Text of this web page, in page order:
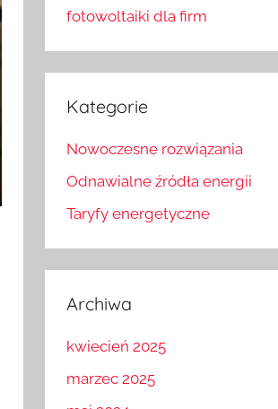
fotowoltaiki dla firm
Kategorie
Nowoczesne rozwiązania
Odnawialne źródła energii
Taryfy energetyczne
Archiwa
kwiecień 2025
marzec 2025